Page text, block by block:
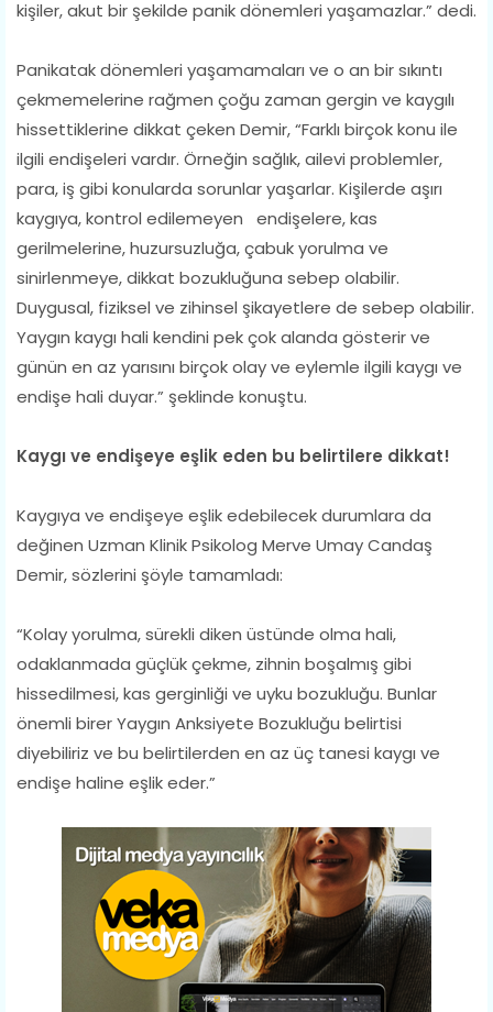
kişiler, akut bir şekilde panik dönemleri yaşamazlar.” dedi.
Panikatak dönemleri yaşamamaları ve o an bir sıkıntı
çekmemelerine rağmen çoğu zaman gergin ve kaygılı
hissettiklerine dikkat çeken Demir, “Farklı birçok konu ile
ilgili endişeleri vardır. Örneğin sağlık, ailevi problemler,
para, iş gibi konularda sorunlar yaşarlar. Kişilerde aşırı
kaygıya, kontrol edilemeyen endişelere, kas
gerilmelerine, huzursuzluğa, çabuk yorulma ve
sinirlenmeye, dikkat bozukluğuna sebep olabilir.
Duygusal, fiziksel ve zihinsel şikayetlere de sebep olabilir.
Yaygın kaygı hali kendini pek çok alanda gösterir ve
günün en az yarısını birçok olay ve eylemle ilgili kaygı ve
endişe hali duyar.” şeklinde konuştu.
Kaygı ve endişeye eşlik eden bu belirtilere dikkat!
Kaygıya ve endişeye eşlik edebilecek durumlara da
değinen Uzman Klinik Psikolog Merve Umay Candaş
Demir, sözlerini şöyle tamamladı:
“Kolay yorulma, sürekli diken üstünde olma hali,
odaklanmada güçlük çekme, zihnin boşalmış gibi
hissedilmesi, kas gerginliği ve uyku bozukluğu. Bunlar
önemli birer Yaygın Anksiyete Bozukluğu belirtisi
diyebiliriz ve bu belirtilerden en az üç tanesi kaygı ve
endişe haline eşlik eder.”